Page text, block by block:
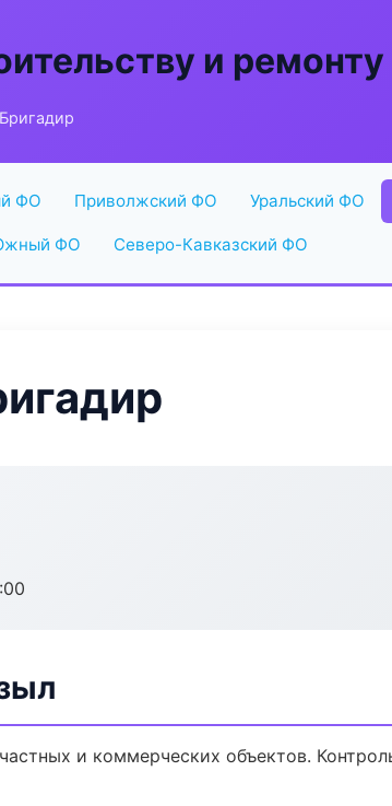
и ремонту
ФО Приволжский ФО Уральский ФО
ФО Северо-Кавказский ФО
и коммерческих объектов.